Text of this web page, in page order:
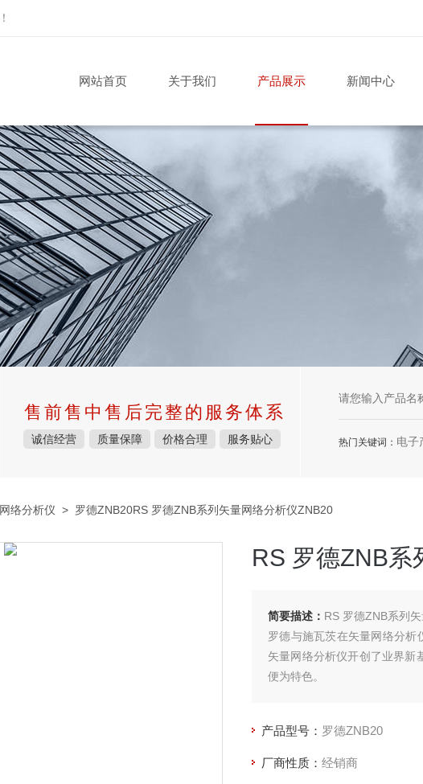
！
网站首页 关于我们 产品展示 新闻中心
售前售中售后完整的服务体系
诚信经营 质量保障 价格合理 服务贴心 热门关键词： 电子
网络分析仪 > 罗德ZNB20RS 罗德ZNB系列矢量网络分析仪ZNB20
RS 罗德ZNB系
简要描述： RS 罗德ZNB系列
罗德与施瓦茨在矢量网络分
矢量网络分析仪开创了业界新
便为特色。
产品型号： 罗德ZNB20
厂商性质： 经销商